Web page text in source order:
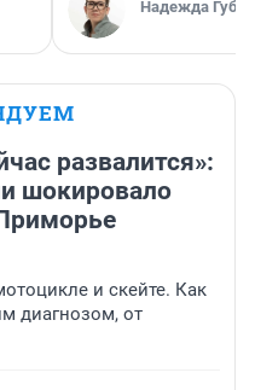
Надежда
развалится»:
шокировало
и скейте. Как
диагнозом, от